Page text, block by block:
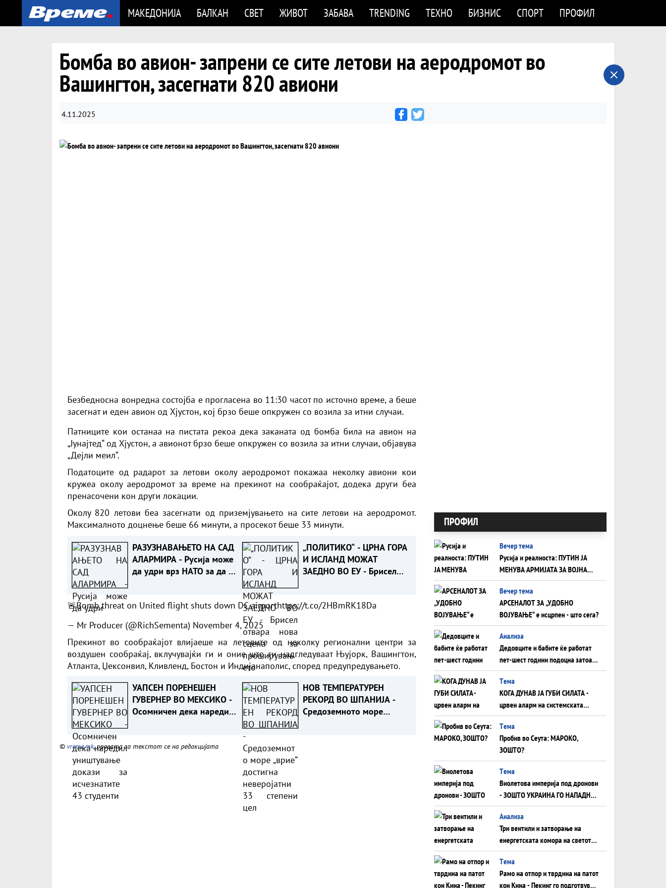
МАКЕДОНИЈА БАЛКАН СВЕТ ЖИВОТ ЗАБАВА TRENDING ТЕХНО БИЗНИС СПОРТ ПРОФИЛ
Бомба во авион- запрени се сите летови на аеродромот во
Вашингтон, засегнати 820 авиони
4.11.2025
Безбедносна вонредна состојба е прогласена во 11:30 часот по источно време, а беше
засегнат и еден авион од Хјустон, кој брзо беше опкружен со возила за итни случаи.
Патниците кои останаа на пистата рекоа дека заканата од бомба била на авион на
„Јунајтед“ од Хјустон, а авионот брзо беше опкружен со возила за итни случаи, објавува
„Дејли меил“.
Податоците од радарот за летови околу аеродромот покажаа неколку авиони кои
кружеа околу аеродромот за време на прекинот на сообраќајот, додека други беа
пренасочени кон други локации.
Околу 820 летови беа засегнати од приземјувањето на сите летови на аеродромот.
Максималното доцнење беше 66 минути, а просекот беше 33 минути.
РАЗУЗНАВАЊЕТО НА САД
АЛАРМИРА - Русија може
да удри врз НАТО за да ја
„ПОЛИТИКО“ - ЦРНА ГОРА
И ИСЛАНД МОЖАТ
ЗАЕДНО ВО ЕУ - Брисел
🚨Bomb threat on United flight shuts down DC airporthttps://t.co/2HBmRK18Da
— Mr Producer (@RichSementa) November 4, 2025
Прекинот во сообраќајот влијаеше на летовите од неколку регионални центри за
воздушен сообраќај, вклучувајќи ги и оние што ги надгледуваат Њујорк, Вашингтон,
Атланта, Џексонвил, Кливленд, Бостон и Индијанаполис, според предупредувањето.
УАПСЕН ПОРЕНЕШЕН
ГУВЕРНЕР ВО МЕКСИКО -
Осомничен дека наредил
НОВ ТЕМПЕРАТУРЕН
РЕКОРД ВО ШПАНИЈА -
Средоземното море
© vreme.mk, правата за текстот се на редакцијата
ПРОФИЛ
Вечер тема
Русија и реалноста: ПУТИН ЈА
МЕНУВА АРМИЈАТА ЗА ВОЈНА
ШТО ОСТАНУВА БЕЗ ФРОНТ
Вечер тема
АРСЕНАЛОТ ЗА „УДОБНО
ВОЈУВАЊЕ“ е исцрпен - што сега?
Анализа
Дедовците и бабите ќе работат
пет-шест години подоцна затоа
што НЕМААТ ВНУЦИ ДА ГИ
ЗАМЕНАТ
Tема
КОГА ДУНАВ ЈА ГУБИ СИЛАТА -
црвен аларм на системската
плоча од јужна Германија до
Црното Море...
Tема
Пробив во Сеута: МАРОКО,
ЗОШТО?
Tема
Виолетова империја под дронови
- ЗОШТО УКРАИНА ГО НАПАДНА
РУСКИОТ WILDBERRIES
Aнализа
Три вентили и затворање на
енергетската комора на светот:
Нападот во Суец најавува
глобален енергетски инфаркт?
Tема
Рамо на отпор и тврдина на патот
кон Кина - Пекинг го подготвува